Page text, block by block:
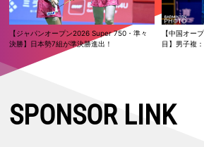
【ジャパンオープン2026 Super 750・準々
決勝】日本勢7組が準決勝進出！
【中国オー
目】男子複
SPONSOR LINK